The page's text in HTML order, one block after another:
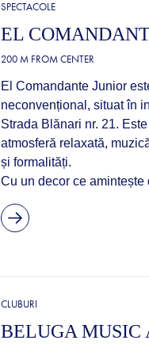
SPECTACOLE
EL
200 M FROM CENTER
El Comandante Junior
neconvențional, situat în
Strada Blănari nr. 21.
atmosferă relaxată,
și formalități.
Cu un decor ce
CLUBURI
BELUGA MUSIC